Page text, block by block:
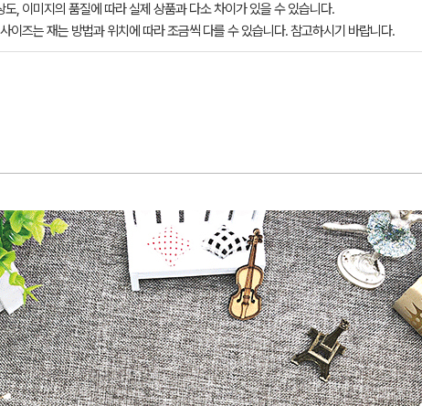
도, 이미지의 품질에 따라 실제 상품과 다소 차이가 있을 수 있습니다.
이즈는 재는 방법과 위치에 따라 조금씩 다를 수 있습니다. 참고하시기 바랍니다.